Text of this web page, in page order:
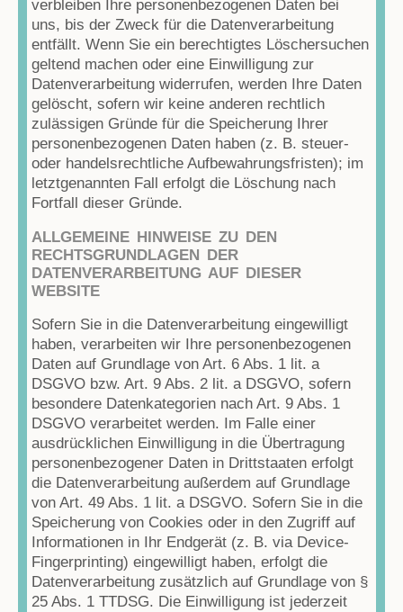
verbleiben Ihre personenbezogenen Daten bei
uns, bis der Zweck für die Datenverarbeitung
entfällt. Wenn Sie ein berechtigtes Löschersuchen
geltend machen oder eine Einwilligung zur
Datenverarbeitung widerrufen, werden Ihre Daten
gelöscht, sofern wir keine anderen rechtlich
zulässigen Gründe für die Speicherung Ihrer
personenbezogenen Daten haben (z. B. steuer-
oder handelsrechtliche Aufbewahrungsfristen); im
letztgenannten Fall erfolgt die Löschung nach
Fortfall dieser Gründe.
ALLGEMEINE HINWEISE ZU DEN
RECHTSGRUNDLAGEN DER
DATENVERARBEITUNG AUF DIESER
WEBSITE
Sofern Sie in die Datenverarbeitung eingewilligt
haben, verarbeiten wir Ihre personenbezogenen
Daten auf Grundlage von Art. 6 Abs. 1 lit. a
DSGVO bzw. Art. 9 Abs. 2 lit. a DSGVO, sofern
besondere Datenkategorien nach Art. 9 Abs. 1
DSGVO verarbeitet werden. Im Falle einer
ausdrücklichen Einwilligung in die Übertragung
personenbezogener Daten in Drittstaaten erfolgt
die Datenverarbeitung außerdem auf Grundlage
von Art. 49 Abs. 1 lit. a DSGVO. Sofern Sie in die
Speicherung von Cookies oder in den Zugriff auf
Informationen in Ihr Endgerät (z. B. via Device-
Fingerprinting) eingewilligt haben, erfolgt die
Datenverarbeitung zusätzlich auf Grundlage von §
25 Abs. 1 TTDSG. Die Einwilligung ist jederzeit